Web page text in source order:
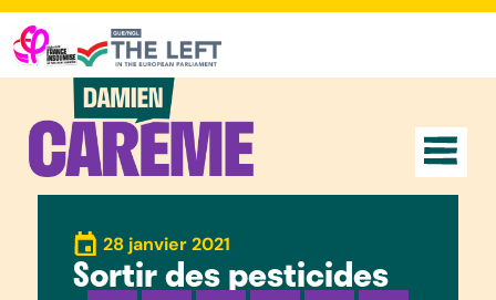
28 janvier 2021
Sortir des pesticides